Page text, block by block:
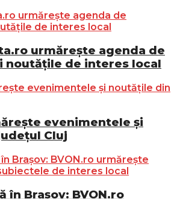
urmărește agenda de
noutățile de interes local
evenimentele și
Cluj
în Brașov: BVON.ro